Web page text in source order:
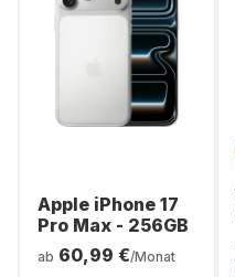
Apple iPhone 17
Pro Max - 256GB
ab 60,99 €/Monat